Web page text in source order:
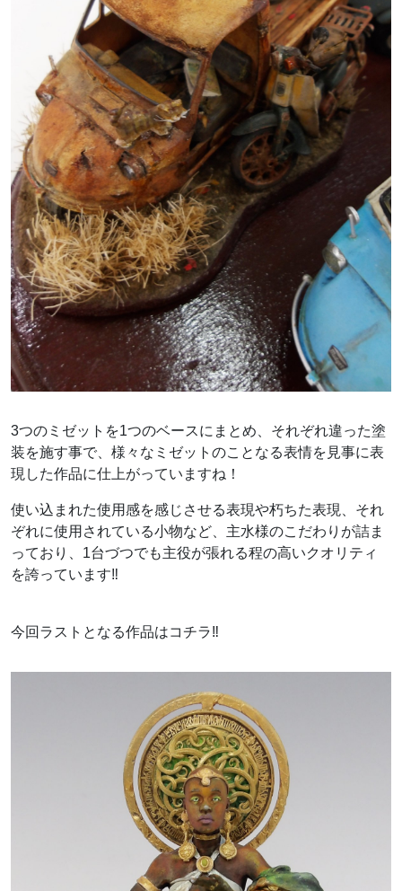
3つのミゼットを1つのベースにまとめ、それぞれ違った塗
装を施す事で、様々なミゼットのことなる表情を見事に表
現した作品に仕上がっていますね！
使い込まれた使用感を感じさせる表現や朽ちた表現、それ
ぞれに使用されている小物など、主水様のこだわりが詰ま
っており、1台づつでも主役が張れる程の高いクオリティ
を誇っています‼
今回ラストとなる作品はコチラ‼